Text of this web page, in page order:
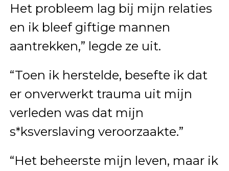
Het probleem lag bij mijn relaties
en ik bleef giftige mannen
aantrekken,” legde ze uit.
“Toen ik herstelde, besefte ik dat
er onverwerkt trauma uit mijn
verleden was dat mijn
s*ksverslaving veroorzaakte.”
“Het beheerste mijn leven, maar ik